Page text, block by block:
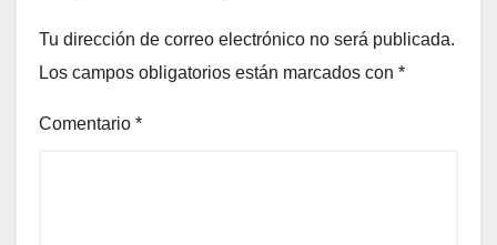
Tu dirección de correo electrónico no será publicada.
Los campos obligatorios están marcados con *
Comentario *